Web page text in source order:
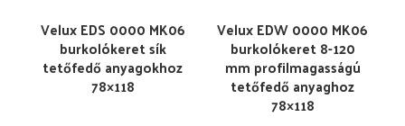
Velux EDS 0000 MK06
burkolókeret sík
tetőfedő anyagokhoz
78×118
Velux EDW 0000 MK06
burkolókeret 8-120
mm profilmagasságú
tetőfedő anyaghoz
78×118